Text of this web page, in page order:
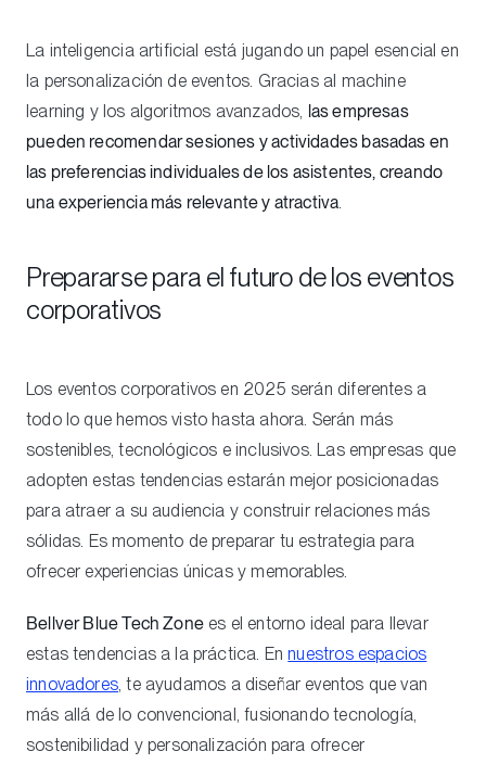
La inteligencia artificial está jugando un papel esencial en
la personalización de eventos. Gracias al machine
learning y los algoritmos avanzados, las empresas
pueden recomendar sesiones y actividades basadas en
las preferencias individuales de los asistentes, creando
una experiencia más relevante y atractiva.
Prepararse para el futuro de los eventos
corporativos
Los eventos corporativos en 2025 serán diferentes a
todo lo que hemos visto hasta ahora. Serán más
sostenibles, tecnológicos e inclusivos. Las empresas que
adopten estas tendencias estarán mejor posicionadas
para atraer a su audiencia y construir relaciones más
sólidas. Es momento de preparar tu estrategia para
ofrecer experiencias únicas y memorables.
Bellver Blue Tech Zonees el entorno ideal para llevar
estas tendencias a la práctica. Ennuestros espacios
innovadores, te ayudamos a diseñar eventos que van
más allá de lo convencional, fusionando tecnología,
sostenibilidad y personalización para ofrecer